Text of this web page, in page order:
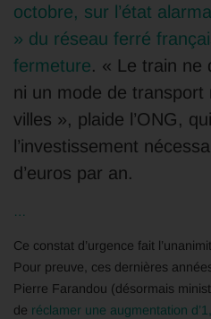
octobre, sur l’état
» du réseau ferré
fermeture. « Le train ne
ni un mode de transport
villes », plaide l’ONG,
l’investissement
d’euros par an.
…
Ce constat d’urgence fait
Pour preuve, ces dernières
Pierre Farandou (désormais
de réclamer une augmentation